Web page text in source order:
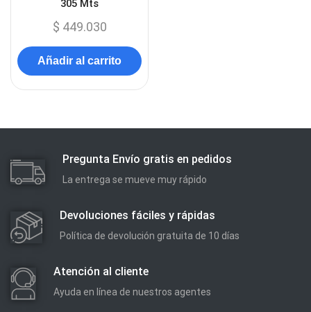
305 Mts
$ 449.030
Añadir al carrito
Pregunta Envío gratis en pedidos
La entrega se mueve muy rápido
Devoluciones fáciles y rápidas
Política de devolución gratuita de 10 días
Atención al cliente
Ayuda en línea de nuestros agentes